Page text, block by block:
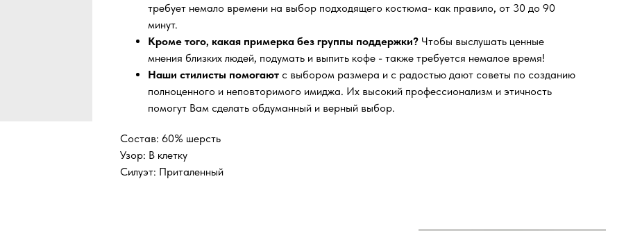
требует немало времени на выбор подходящего костюма- как правило, от 30 до 90
минут.
Кроме того, какая примерка без группы поддержки? Чтобы выслушать ценные
мнения близких людей, подумать и выпить кофе - также требуется немалое время!
Наши стилисты помогают с выбором размера и с радостью дают советы по созданию
полноценного и неповторимого имиджа. Их высокий профессионализм и этичность
помогут Вам сделать обдуманный и верный выбор.
Состав: 60% шерсть
Узор: В клетку
Силуэт: Приталенный